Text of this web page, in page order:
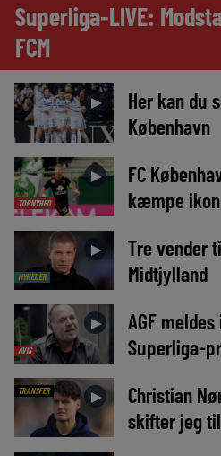
Superliga-LIVE:
FCM
►
Her kan du
København
TOPNYHED
►
FC
kæmpe ikon
NYHEDER
►
Tre vender
Midtjylland
AVIS
►
AGF
Superliga-
TRANSFER ►
Christian
skifter jeg